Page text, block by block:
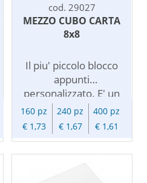
cod. 29027
MEZZO CUBO CARTA
8x8
Il piu' piccolo blocco
appunti
personalizzato. E' un
mezzo cubo in carta
bianca da gr.80 con
circa 400 fogli incollati
160 pz 240 pz
400 pz
€ 1,73
€ 1,67 € 1,61